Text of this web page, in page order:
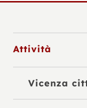
Attività
Vicenza